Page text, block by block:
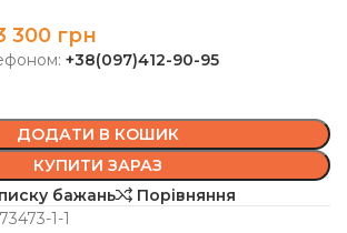
300 грн
+38(097)412-90-95
ДОДАТИ В КОШИК
КУПИТИ ЗАРАЗ
бажань
Порівняння
1-1